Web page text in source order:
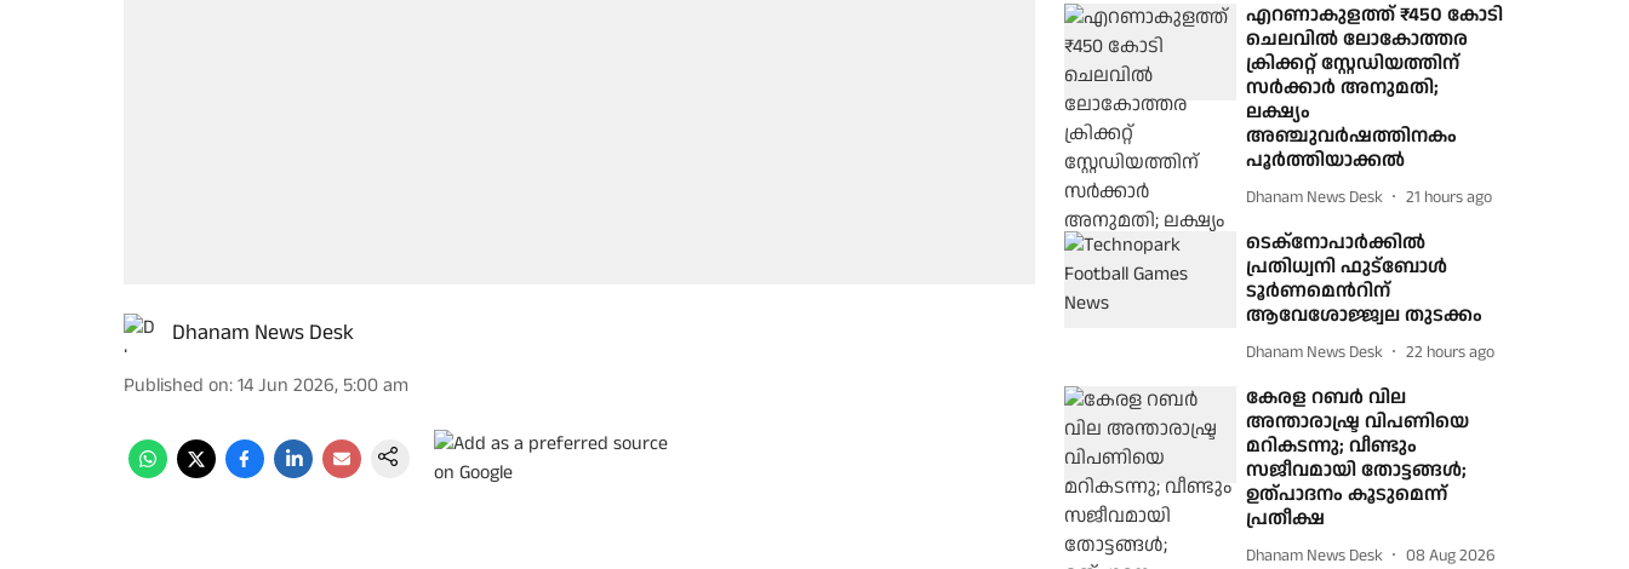
Dhanam News Desk
Published on:14 Jun 2026, 5:00 am
എറണാകുളത്ത് ₹450 കോടി
ചെലവില്‍ ലോകോത്തര
ക്രിക്കറ്റ് സ്റ്റേഡിയത്തിന്
സര്‍ക്കാര്‍ അനുമതി;
ലക്ഷ്യം
അഞ്ചുവര്‍ഷത്തിനകം
പൂര്‍ത്തിയാക്കല്‍
Dhanam News Desk 21 hours ago
ടെക്നോപാര്‍ക്കില്‍
പ്രതിധ്വനി ഫുട്ബോള്‍
ടൂര്‍ണമെന്‍റിന്
ആവേശോജ്ജ്വല തുടക്കം
Dhanam News Desk 22 hours ago
കേരള റബര്‍ വില
അന്താരാഷ്ട്ര വിപണിയെ
മറികടന്നു; വീണ്ടും
സജീവമായി തോട്ടങ്ങള്‍;
ഉത്പാദനം കൂടുമെന്ന്
പ്രതീക്ഷ
Dhanam News Desk 08 Aug 2026